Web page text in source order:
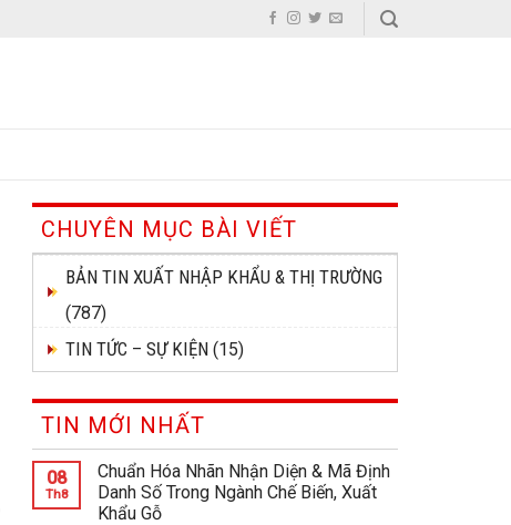
CHUYÊN MỤC BÀI VIẾT
BẢN TIN XUẤT NHẬP KHẨU & THỊ TRƯỜNG
(787)
TIN TỨC – SỰ KIỆN (15)
TIN MỚI NHẤT
08
Th8
Chuẩn Hóa Nhãn Nhận Diện & Mã Định
Danh Số Trong Ngành Chế Biến, Xuất
Khẩu Gỗ